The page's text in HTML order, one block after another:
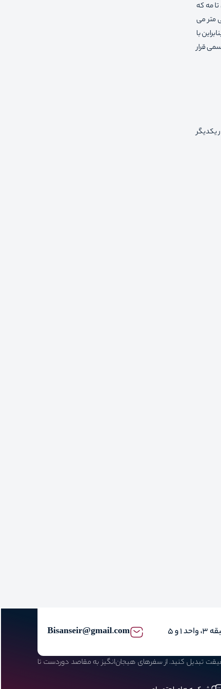
مه که
است . بیشتر ماه ها سنگاپور با بارش باران همراه است و میانگین بارش آن ۲۳۴۰ میلی متر می
گراد بوده است و بنابراین با
قرار
یکدیگر
Bisanseir@gmail.com
تبدیل کنید. از سفرهای هیجان‌انگیز به مقاصد دوردست تا